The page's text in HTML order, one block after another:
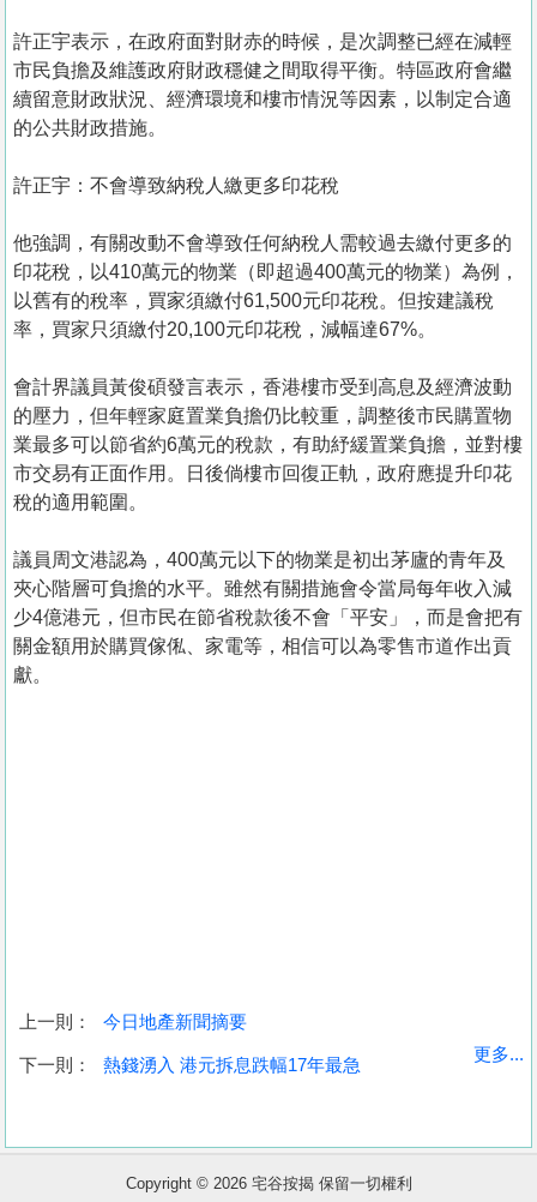
收
盤
許正宇表示，在政府面對財赤的時候，是次調整已經在減輕
市民負擔及維護政府財政穩健之間取得平衡。特區政府會繼
續留意財政狀況、經濟環境和樓市情況等因素，以制定合適
的公共財政措施。
許正宇：不會導致納稅人繳更多印花稅
他強調，有關改動不會導致任何納稅人需較過去繳付更多的
印花稅，以410萬元的物業（即超過400萬元的物業）為例，
以舊有的稅率，買家須繳付61,500元印花稅。但按建議稅
率，買家只須繳付20,100元印花稅，減幅達67%。
會計界議員黃俊碩發言表示，香港樓市受到高息及經濟波動
的壓力，但年輕家庭置業負擔仍比較重，調整後市民購置物
業最多可以節省約6萬元的稅款，有助紓緩置業負擔，並對樓
市交易有正面作用。日後倘樓市回復正軌，政府應提升印花
稅的適用範圍。
議員周文港認為，400萬元以下的物業是初出茅廬的青年及
夾心階層可負擔的水平。雖然有關措施會令當局每年收入減
少4億港元，但市民在節省稅款後不會「平安」，而是會把有
關金額用於購買傢俬、家電等，相信可以為零售市道作出貢
獻。
上一則： 今日地產新聞摘要
下一則： 熱錢湧入 港元拆息跌幅17年最急
更多...
Copyright © 2026 宅谷按揭 保留一切權利